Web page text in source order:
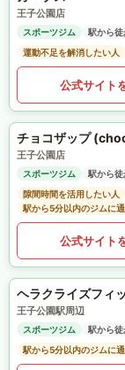
王子公園店
スポーツジム
駅から
運動不足を解消したい人
公式サイト
チョコザップ
王子公園店
スポーツジム
駅から
隙間時間を活用したい人
駅から5分以内のジムに
公式サイト
ヘラクライズフィ
王子公園駅周辺
スポーツジム
駅から
駅から5分以内のジムに